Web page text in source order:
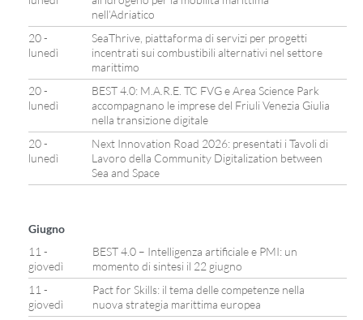
nell’Adriatico
20 -
lunedì
SeaThrive, piattaforma di servizi per progetti
incentrati sui combustibili alternativi nel settore
marittimo
20 -
lunedì
BEST 4.0: M.A.R.E. TC FVG e Area Science Park
accompagnano le imprese del Friuli Venezia Giulia
nella transizione digitale
20 -
lunedì
Next Innovation Road 2026: presentati i Tavoli di
Lavoro della Community Digitalization between
Sea and Space
Giugno
11 -
giovedì
BEST 4.0 – Intelligenza artificiale e PMI: un
momento di sintesi il 22 giugno
11 -
giovedì
Pact for Skills: il tema delle competenze nella
nuova strategia marittima europea